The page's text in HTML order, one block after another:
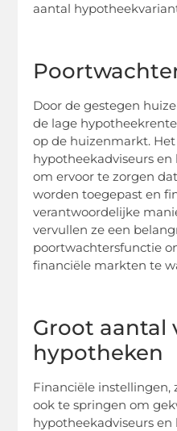
aantal
Door de gestegen
de lage
op de huizenmarkt. Het
hypotheekadviseurs
om ervoor te zorgen
worden toegepast en
verantwoordelijke
vervullen ze een
poortwachtersfunctie
financiële markten te
Groot aantal
hypotheken
Financiële instellingen,
ook te springen om
hypotheekadviseurs